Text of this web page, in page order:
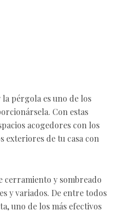
pérgola es uno de los
Con estas
acogedores con los
exteriores de tu casa con
cerramiento y sombreado
y variados. De entre todos
uno de los más efectivos